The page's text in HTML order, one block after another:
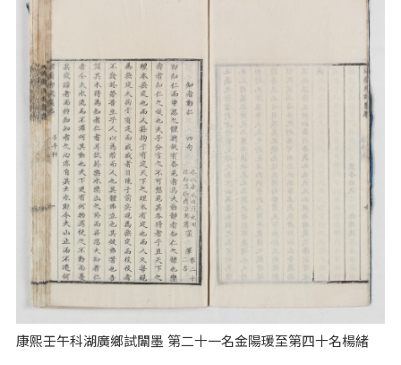
康熙壬午科湖廣鄉試闈墨 第二十一名金陽瑗至第四十名楊緒